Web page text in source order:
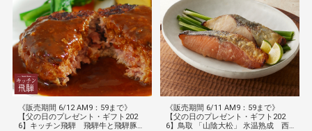
《販売期間 6/12 AM9：59まで》
【父の日のプレゼント・ギフト202
6】キッチン飛騨 飛騨牛と飛騨豚の
《販売期間 6/11 AM9：59まで》
【父の日のプレゼント・ギフト202
6】鳥取 「山陰大松」 氷温熟成 西